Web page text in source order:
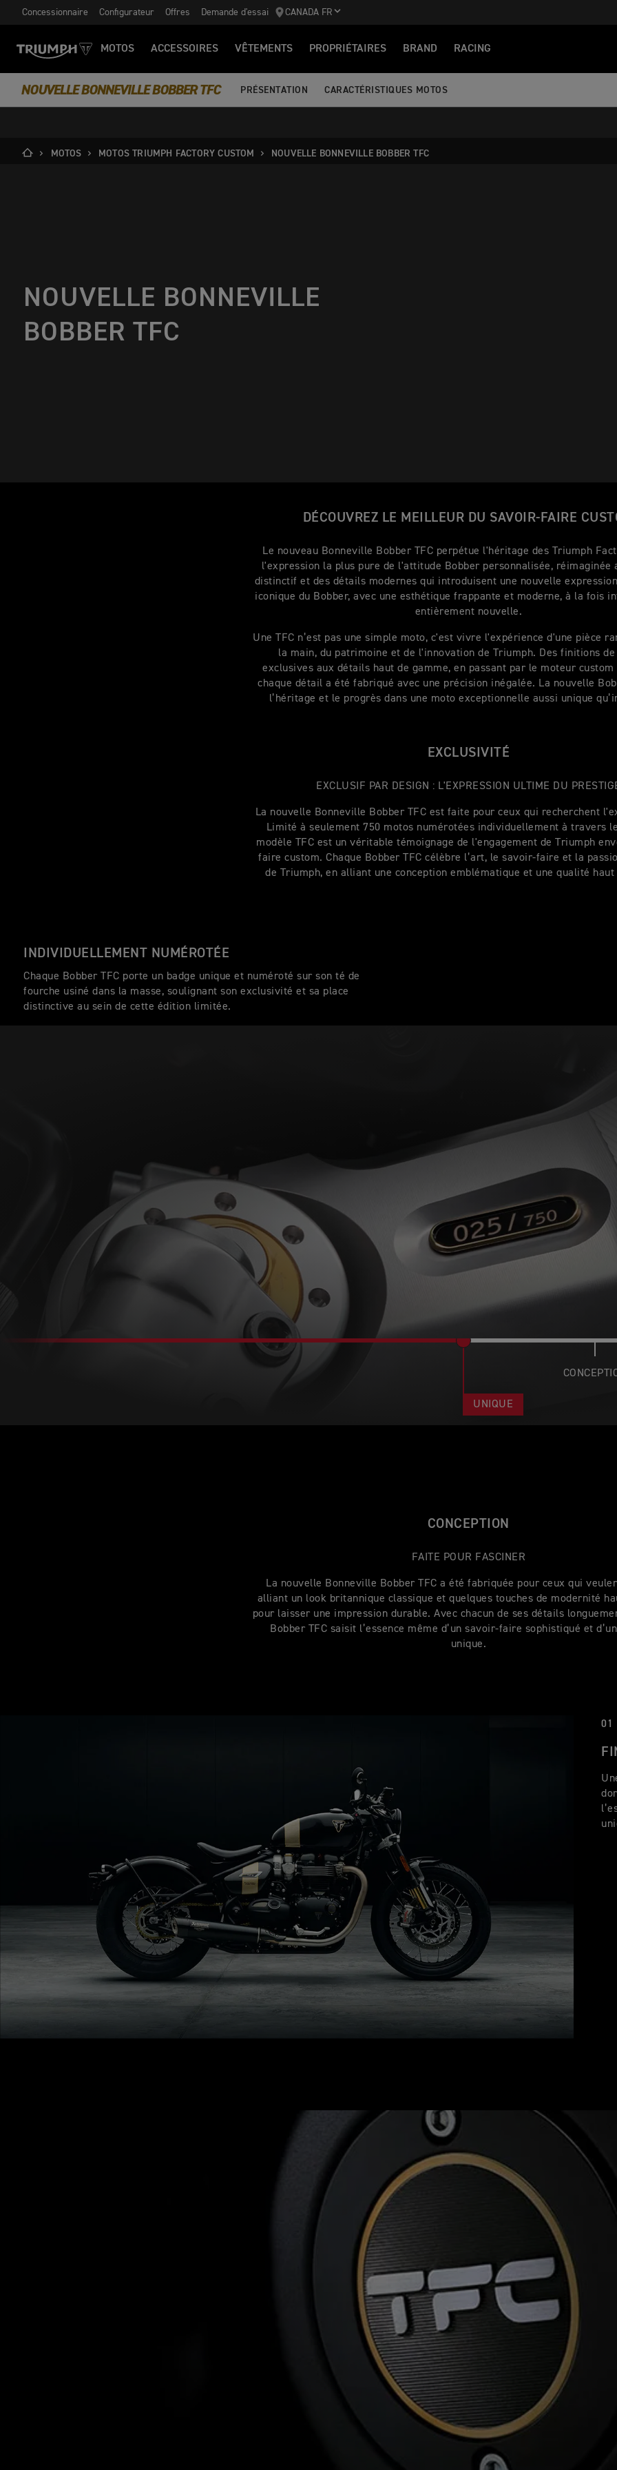
Concessionnaire Configurateur Offres Demande d'essai CANADA FR
MOTOS ACCESSOIRES VÊTEMENTS PROPRIÉTAIRES BRAND RACING
NOUVELLE BONNEVILLE BOBBER TFC PRÉSENTATION CARACTÉRISTIQUES MOTOS
MOTOS MOTOS TRIUMPH FACTORY CUSTOM NOUVELLE BONNEVILLE BOBBER TFC
NOUVELLE BONNEVILLE
BOBBER TFC
DÉCOUVREZ LE MEILLEUR DU SAVOIR-FAIRE
Le nouveau Bonneville Bobber TFC perpétue l'héritage des Triumph
l'expression la plus pure de l'attitude Bobber personnalisée, réimaginée
distinctif et des détails modernes qui introduisent une nouvelle
iconique du Bobber, avec une esthétique frappante et moderne, à la fois
entièrement nouvelle.
Une TFC n’est pas une simple moto, c'est vivre l'expérience d'une pièce
la main, du patrimoine et de l'innovation de Triumph. Des finitions
exclusives aux détails haut de gamme, en passant par le moteur custom
chaque détail a été fabriqué avec une précision inégalée. La nouvelle
l’héritage et le progrès dans une moto exceptionnelle aussi unique
EXCLUSIVITÉ
EXCLUSIF PAR DESIGN : L'EXPRESSION ULTIME DU
La nouvelle Bonneville Bobber TFC est faite pour ceux qui recherchent
Limité à seulement 750 motos numérotées individuellement à travers
modèle TFC est un véritable témoignage de l'engagement de Triumph
faire custom. Chaque Bobber TFC célèbre l’art, le savoir-faire et la
de Triumph, en alliant une conception emblématique et une qualité haut
INDIVIDUELLEMENT NUMÉROTÉE
Chaque Bobber TFC porte un badge unique et numéroté sur son té de
fourche usiné dans la masse, soulignant son exclusivité et sa place
distinctive au sein de cette édition limitée.
UNIQUE
CONCEPTION
FAITE POUR FASCINER
La nouvelle Bonneville Bobber TFC a été fabriquée pour ceux qui
alliant un look britannique classique et quelques touches de modernité
pour laisser une impression durable. Avec chacun de ses détails
Bobber TFC saisit l’essence même d’un savoir-faire sophistiqué et
unique.
01